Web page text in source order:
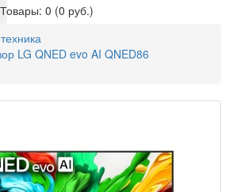
Товары: 0 (0 руб.)
LG QNED evo AI QNED86